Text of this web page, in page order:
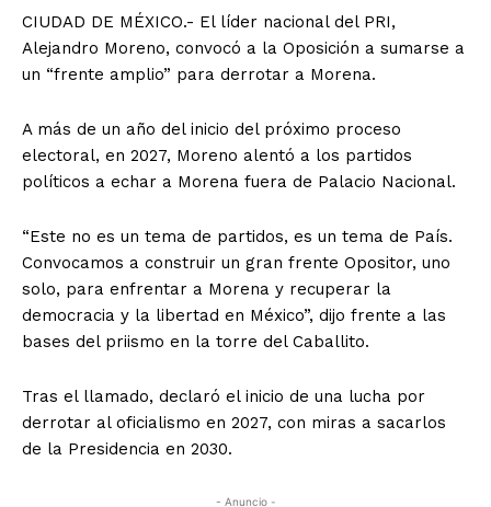
CIUDAD DE MÉXICO.- El líder nacional del PRI,
Alejandro Moreno, convocó a la Oposición a sumarse a
un “frente amplio” para derrotar a Morena.
A más de un año del inicio del próximo proceso
electoral, en 2027, Moreno alentó a los partidos
políticos a echar a Morena fuera de Palacio Nacional.
“Este no es un tema de partidos, es un tema de País.
Convocamos a construir un gran frente Opositor, uno
solo, para enfrentar a Morena y recuperar la
democracia y la libertad en México”, dijo frente a las
bases del priismo en la torre del Caballito.
Tras el llamado, declaró el inicio de una lucha por
derrotar al oficialismo en 2027, con miras a sacarlos
de la Presidencia en 2030.
- Anuncio -